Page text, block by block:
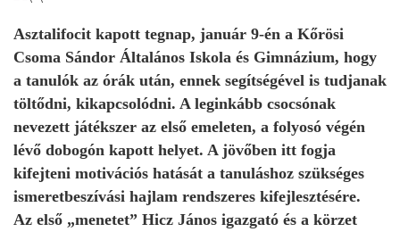
Asztalifocit kapott tegnap, január 9-én a Kőrösi
Csoma Sándor Általános Iskola és Gimnázium, hogy
a tanulók az órák után, ennek segítségével is tudjanak
töltődni, kikapcsolódni. A leginkább csocsónak
nevezett játékszer az első emeleten, a folyosó végén
lévő dobogón kapott helyet. A jövőben itt fogja
kifejteni motivációs hatását a tanuláshoz szükséges
ismeretbeszívási hajlam rendszeres kifejlesztésére.
Az első „menetet” Hicz János igazgató és a körzet